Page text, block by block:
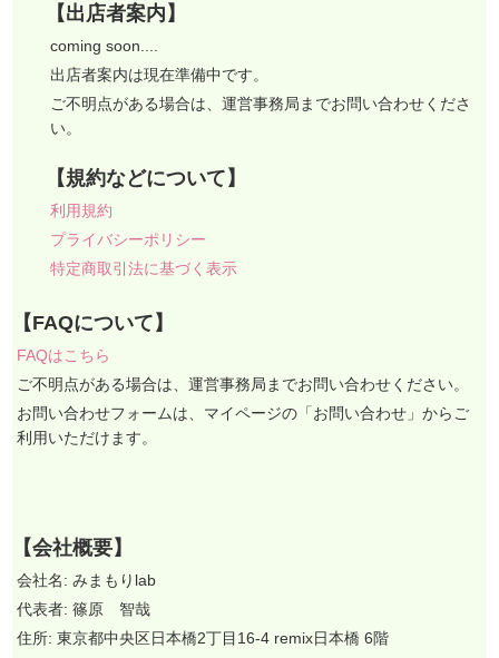
【出店者案内】
coming soon....
出店者案内は現在準備中です。
ご不明点がある場合は、運営事務局までお問い合わせくださ
い。
【規約などについて】
利用規約
プライバシーポリシー
特定商取引法に基づく表示
【FAQについて】
FAQはこちら
ご不明点がある場合は、運営事務局までお問い合わせください。
お問い合わせフォームは、マイページの「お問い合わせ」からご
利用いただけます。
【会社概要】
会社名: みまもりlab
代表者: 篠原 智哉
住所: 東京都中央区日本橋2丁目16-4 remix日本橋 6階